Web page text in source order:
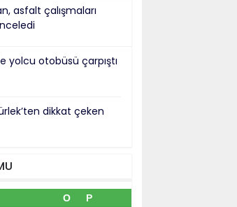
asfalt çalışmaları
yolcu otobüsü çarpıştı
dikkat çeken
O P